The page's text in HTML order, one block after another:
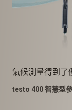
氣候測量得到了
testo 400 智慧型